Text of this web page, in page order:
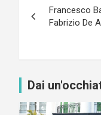
articoli
Francesco
Fabrizio De
Dai